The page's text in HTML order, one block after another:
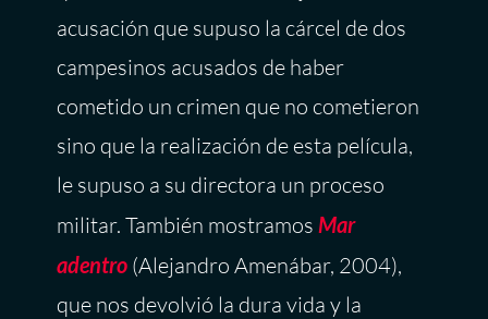
acusación que supuso la cárcel de dos
campesinos acusados de haber
cometido un crimen que no cometieron
sino que la realización de esta película,
le supuso a su directora un proceso
militar. También mostramos Mar
adentro (Alejandro Amenábar, 2004),
que nos devolvió la dura vida y la